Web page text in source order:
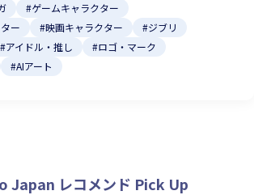
#ゲームキャラクター
ー
#映画キャラクター
#ジブリ
#アイドル・推し
#ロゴ・マーク
#AIアート
Japan レコメンド Pick Up